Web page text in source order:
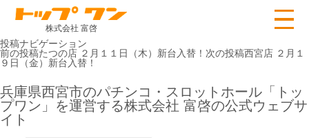
株式会社 富啓
投稿ナビゲーション
前の投稿たつの店 ２月１１日（木）新台入替！ 次の投稿西宮店 ２月１
９日（金）新台入替！
兵庫県西宮市のパチンコ・スロットホール「トッ
プワン」を運営する株式会社 富啓の公式ウェブサ
イト